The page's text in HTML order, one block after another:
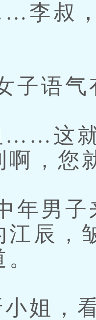
叔，
语气
这就
啊，您
男子
江辰，
姐，